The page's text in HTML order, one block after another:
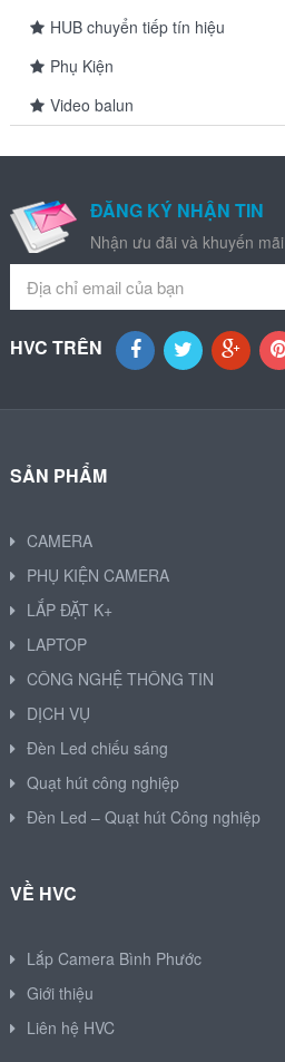
HUB chuyển tiếp tín hiệu
Phụ Kiện
Video balun
ĐĂNG KÝ NHẬN TIN
Nhận ưu đãi và khuyến mãi
HVC TRÊN
SẢN PHẨM
CAMERA
PHỤ KIỆN CAMERA
LẮP ĐẶT K+
LAPTOP
CÔNG NGHỆ THÔNG TIN
DỊCH VỤ
Đèn Led chiếu sáng
Quạt hút công nghiệp
Đèn Led – Quạt hút Công nghiệp
VỀ HVC
Lắp Camera Bình Phước
Giới thiệu
Liên hệ HVC